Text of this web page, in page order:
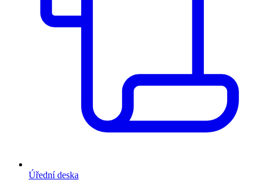
Úřední deska